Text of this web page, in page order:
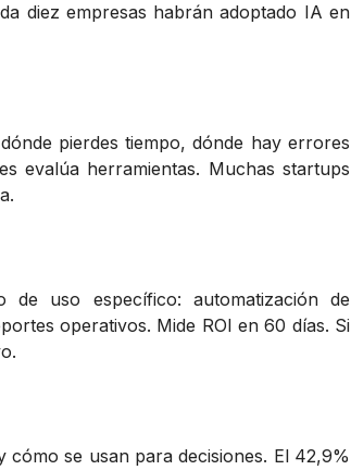
diez empresas habrán adoptado IA en
pierdes tiempo, dónde hay errores
evalúa herramientas. Muchas startups
uso específico: automatización de
operativos. Mide ROI en 60 días. Si
cómo se usan para decisiones. El 42,9%